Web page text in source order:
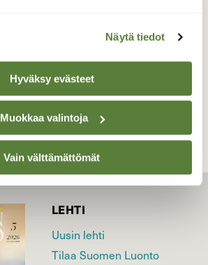
Näytä tiedot
Hyväksy evästeet
Muokkaa valintoja
Vain välttämättömät
TAKAISIN LISTAAN
LEHTI
Uusin lehti
Tilaa Suomen Luonto